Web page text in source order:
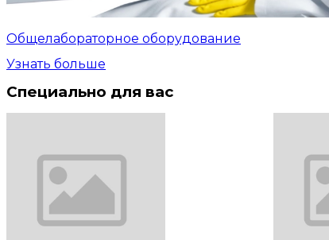
Общелабораторное оборудование
Узнать больше
Специально для вас